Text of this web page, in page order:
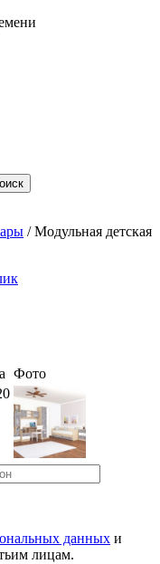
/ Модульная детская
Фото
данных и
лицам.